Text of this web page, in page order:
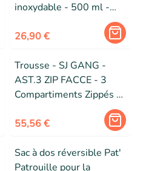
inoxydable - 500 ml -
26,90 €
Trousse - SJ GANG -
AST.3 ZIP FACCE - 3
Compartiments Zippés -
Polyester Bleu
55,56 €
Sac à dos réversible Pat'
Patrouille pour la